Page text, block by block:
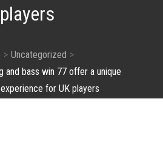
players
Uncategorized
and bass win 77 offer a unique
for UK players